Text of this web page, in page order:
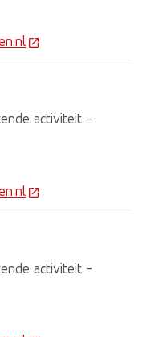
activiteit -
activiteit -